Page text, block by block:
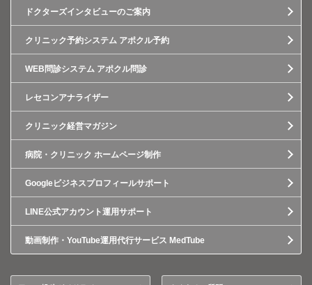
ドクターズインタビューのご案内
クリニック予約システム アポクル予約
WEB問診システム アポクル問診
レセコンアナライザー
クリニック経営マガジン
病院・クリニック ホームページ制作
Googleビジネスプロフィールサポート
LINE公式アカウント運用サポート
動画制作・YouTube運用代行サービス MedTube